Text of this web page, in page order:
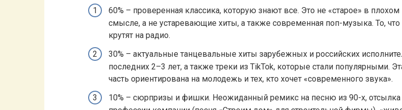
60% – проверенная классика, которую знают все. Это не «старое» в плохом
смысле, а не устаревающие хиты, а также современная поп-музыка. То, что
крутят на радио.
30% – актуальные танцевальные хиты зарубежных и российских
последних 2–3 лет, а также треки из TikTok, которые стали популярными.
часть ориентирована на молодежь и тех, кто хочет «современного звука».
10% – сюрпризы и фишки. Неожиданный ремикс на песню из 90-х, отсылка